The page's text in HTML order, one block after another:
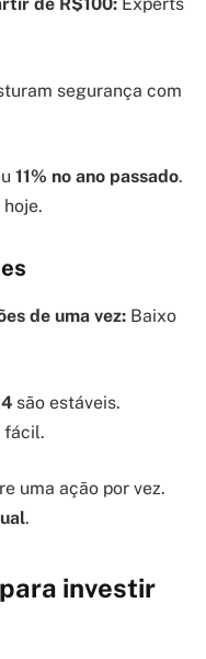
segurança com
11% no ano passado.
de uma vez: Baixo
são estáveis.
fácil.
uma ação por vez.
.
investir